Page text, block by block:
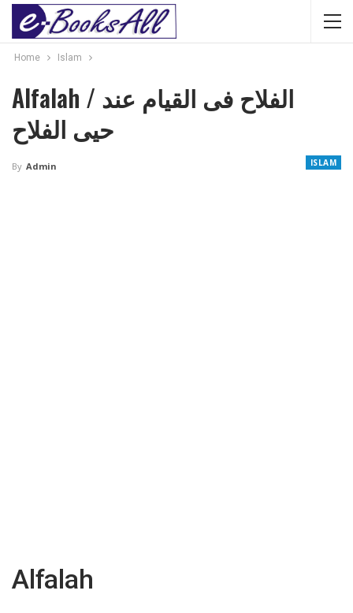
Home Islam
Alfalah / الفلاح فی القیام عند
حیی الفلاح
ISLAM
By Admin
Alfalah